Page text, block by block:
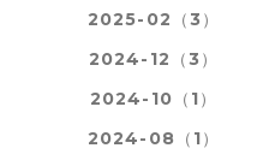
2025-02（3）
2024-12（3）
2024-10（1）
2024-08（1）